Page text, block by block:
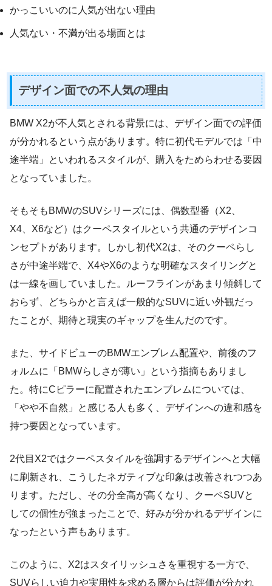
かっこいいのに人気が出ない理由
人気ない・不満が出る場面とは
デザイン面での不人気の理由
BMW X2が不人気とされる背景には、デザイン面での評価
が分かれるという点があります。特に初代モデルでは「中
途半端」といわれるスタイルが、購入をためらわせる要因
となっていました。
そもそもBMWのSUVシリーズには、偶数型番（X2、
X4、X6など）はクーペスタイルという共通のデザインコ
ンセプトがあります。しかし初代X2は、そのクーペらし
さが中途半端で、X4やX6のような明確なスタイリングと
は一線を画していました。ルーフラインがあまり傾斜して
おらず、どちらかと言えば一般的なSUVに近い外観だっ
たことが、期待と現実のギャップを生んだのです。
また、サイドビューのBMWエンブレム配置や、前後のフ
ォルムに「BMWらしさが薄い」という指摘もありまし
た。特にCピラーに配置されたエンブレムについては、
「やや不自然」と感じる人も多く、デザインへの違和感を
持つ要因となっています。
2代目X2ではクーペスタイルを強調するデザインへと大幅
に刷新され、こうしたネガティブな印象は改善されつつあ
ります。ただし、その分全高が高くなり、クーペSUVと
しての個性が強まったことで、好みが分かれるデザインに
なったという声もあります。
このように、X2はスタイリッシュさを重視する一方で、
SUVらしい迫力や実用性を求める層からは評価が分かれ